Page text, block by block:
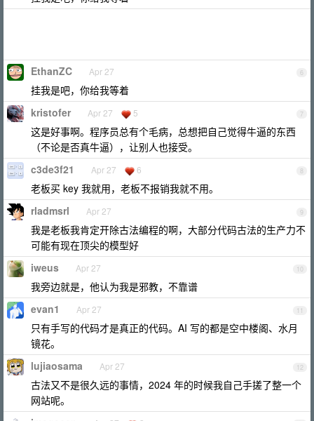
6
EthanZC Apr 27
挂我是吧，你给我等着
7
kristofer Apr 27 5
这是好事啊。程序员总有个毛病，总想把自己觉得牛逼的东西
（不论是否真牛逼），让别人也接受。
8
c3de3f21 Apr 27 6
老板买 key 我就用，老板不报销我就不用。
9
rladmsrl Apr 27
我是老板我肯定开除古法编程的啊，大部分代码古法的生产力不
可能有现在顶尖的模型好
10
iweus Apr 27
我旁边就是，他认为我是邪教，不靠谱
11
evan1 Apr 27
只有手写的代码才是真正的代码。AI 写的都是空中楼阁、水月
镜花。
12
lujiaosama Apr 27
古法又不是很久远的事情，2024 年的时候我自己手搓了整一个
网站呢。